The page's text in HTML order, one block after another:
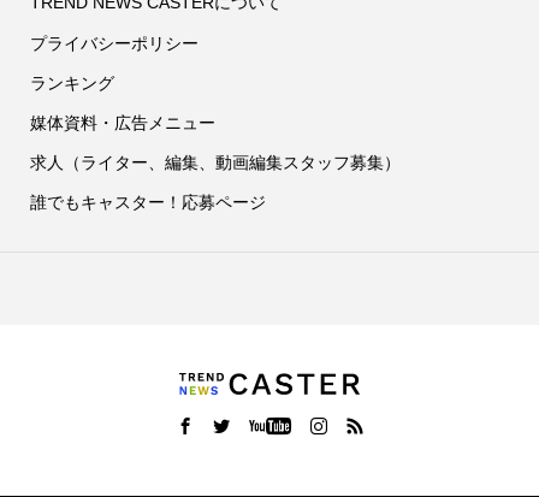
プライバシーポリシー
ランキング
媒体資料・広告メニュー
求人（ライター、編集、動画編集スタッフ募集）
誰でもキャスター！応募ページ